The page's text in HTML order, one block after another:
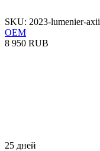
SKU: 2023-lumenier-axii
OEM
8 950 RUB
25 дней